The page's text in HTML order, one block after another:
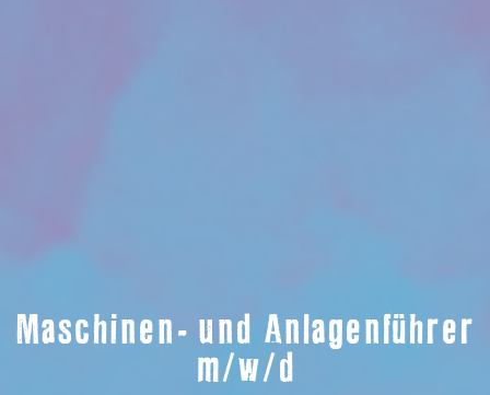
Maschinen- und Anlagenführer
m/w/d